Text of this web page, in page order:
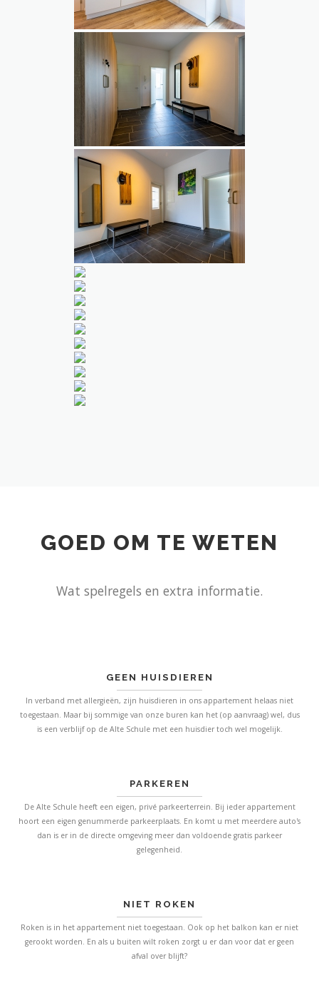
GOED OM TE WETEN
Wat spelregels en extra informatie.
GEEN HUISDIEREN
In verband met allergieën, zijn huisdieren in ons appartement helaas niet
toegestaan. Maar bij sommige van onze buren kan het (op aanvraag) wel, dus
is een verblijf op de Alte Schule met een huisdier toch wel mogelijk.
PARKEREN
De Alte Schule heeft een eigen, privé parkeerterrein. Bij ieder appartement
hoort een eigen genummerde parkeerplaats. En komt u met meerdere auto's
dan is er in de directe omgeving meer dan voldoende gratis parkeer
gelegenheid.
NIET ROKEN
Roken is in het appartement niet toegestaan. Ook op het balkon kan er niet
gerookt worden. En als u buiten wilt roken zorgt u er dan voor dat er geen
afval over blijft?